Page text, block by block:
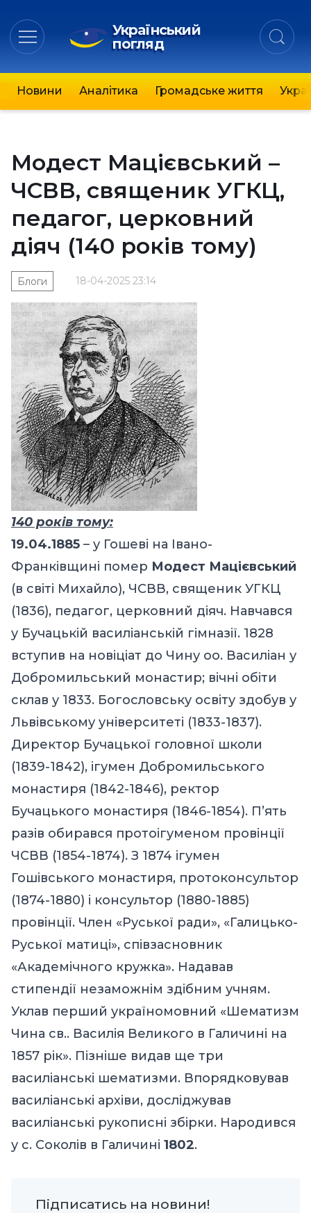
Український
погляд
Новини Аналітика Громадське життя
Модест Мацієвський –
ЧСВВ, священик УГКЦ,
педагог, церковний
діяч (140 років тому)
18-04-2025 23:14
Блоги
140 років тому:
19.04.1885 – у Гошеві на Івано-
Франківщині помер Модест Мацієвський
(в світі Михайло), ЧСВВ, священик УГКЦ
(1836), педагог, церковний діяч. Навчався
у Бучацькій василіанській гімназії. 1828
вступив на новіціат до Чину оо. Василіан у
Добромильський монастир; вічні обіти
склав у 1833. Богословську освіту здобув у
Львівському університеті (1833-1837).
Директор Бучацької головної школи
(1839-1842), ігумен Добромильського
монастиря (1842-1846), ректор
Бучацького монастиря (1846-1854). П’ять
разів обирався протоігуменом провінції
ЧСВВ (1854-1874). З 1874 ігумен
Гошівського монастиря, протоконсультор
(1874-1880) і консультор (1880-1885)
провінції. Член «Руської ради», «Галицько-
Руської матиці», співзасновник
«Академічного кружка». Надавав
стипендії незаможнім здібним учням.
Уклав перший україномовний «Шематизм
Чина св.. Василія Великого в Галичині на
1857 рік». Пізніше видав ще три
василіанські шематизми. Впорядковував
василіанські архіви, досліджував
василіанські рукописні збірки. Народився
у с. Соколів в Галичині 1802.
Підписатись на новини!